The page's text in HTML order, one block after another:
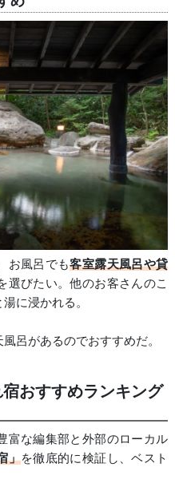
お風呂でも客室露天風呂や貸
選びたい。他のお客さんのこ
に浸かれる。
呂があるのでおすすめだ。
おすすめランキング
富な編集部と外部のローカル
」を徹底的に検証し、ベスト